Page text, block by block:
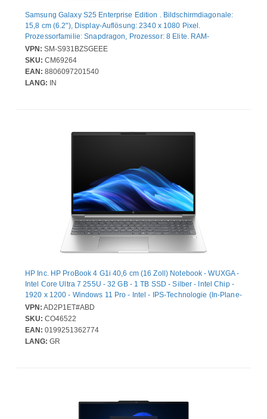
Samsung Galaxy S25 Enterprise Edition . Bildschirmdiagonale:
15,8 cm (6.2"), Display-Auflösung: 2340 x 1080 Pixel.
Prozessorfamilie: Snapdragon, Prozessor: 8 Elite. RAM-
Kapazität: 12 GB, Interne Speicherkapazität: 256 GB. Auflösung
Rückkamera (numerisch): 50 MP, Rückkamera-Typ: Dreifach-
Kamera. SIM-Kartensteckplätze: Dual-SIM. Installiertes
Betriebssystem: Android 15. Akku-/Batteriekapazität: 4000 mAh.
VPN: SM-S931BZSGEEE
SKU: CM69264
EAN: 8806097201540
LANG: IN
HP Inc. HP ProBook 4 G1i 40,6 cm (16 Zoll) Notebook - WUXGA -
Intel Core Ultra 7 255U - 32 GB - 1 TB SSD - Silber - Intel Chip -
1920 x 1200 - Windows 11 Pro - Intel - IPS-Technologie (In-Plane-
Switching) - Webcam - IEEE 802.11be Wireless LAN-Standard
VPN: AD2P1ET#ABD
SKU: CO46522
EAN: 0199251362774
LANG: GR